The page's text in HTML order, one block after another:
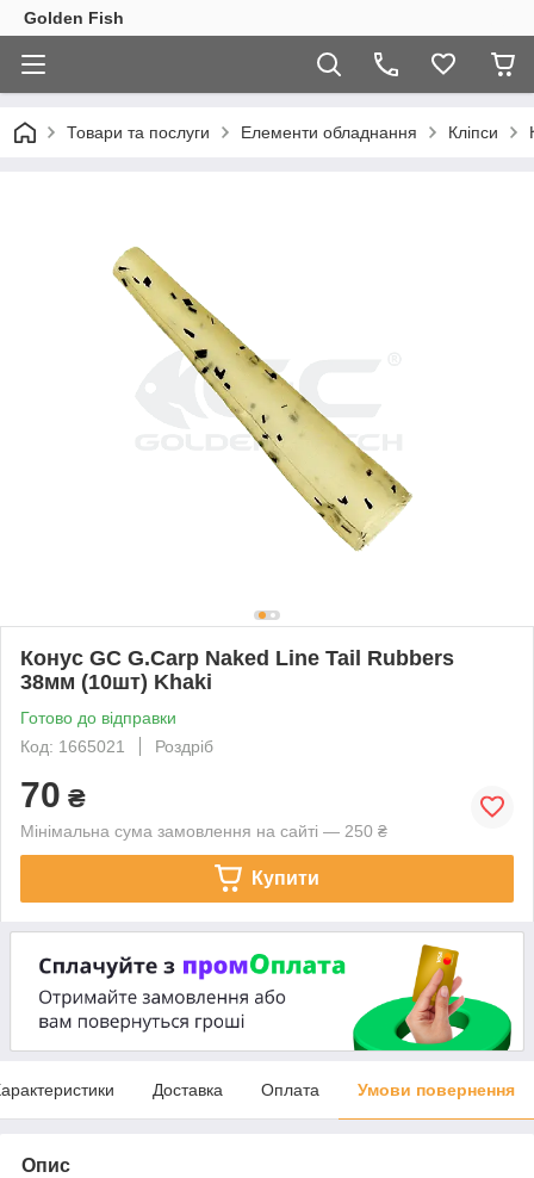
Golden Fish
Товари та послуги Елементи обладнання Кліпси
Конус GC G.Carp Naked Line Tail Rubbers
38мм (10шт) Khaki
Готово до відправки
Код: 1665021
Роздріб
70 ₴
Мінімальна сума замовлення на сайті — 250 ₴
Купити
Доставка Оплата Умови повернення
Опис